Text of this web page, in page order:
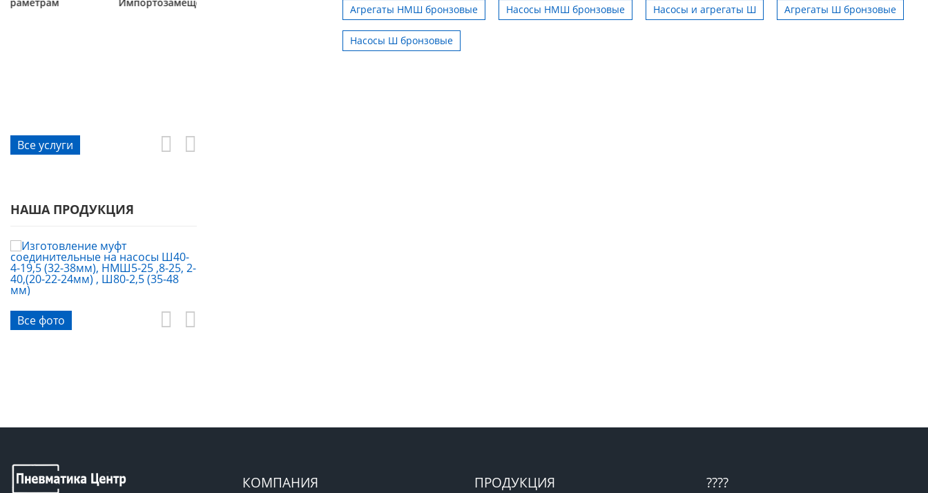
Все услуги
НАША ПРОДУКЦИЯ
Все фото
Агрегаты НМШ бронзовые Насосы НМШ бронзовые Насосы и агрегаты Ш Агрегаты Ш бронзовые
Насосы Ш бронзовые
КОМПАНИЯ ПРОДУКЦИЯ ????